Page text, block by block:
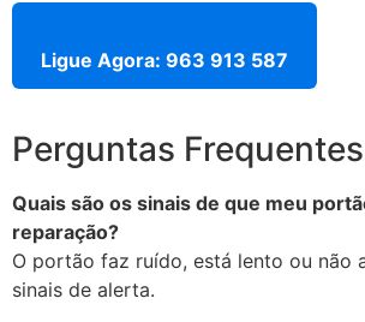
Ligue Agora: 963 913 587
Perguntas Frequentes
Quais são os sinais de que meu
reparação?
O portão faz ruído, está lento ou não
sinais de alerta.